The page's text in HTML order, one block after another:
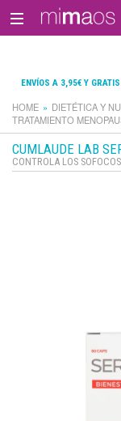
ENVÍOS A 3,95€ Y
HOME DIETÉTICA Y
TRATAMIENTO
CUMLAUDE LAB
CONTROLA LOS